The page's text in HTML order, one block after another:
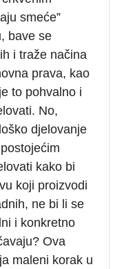
smeće”
bave se
i traže načina
prava, kao
to pohvalno i
No,
djelovanje
kako bi
koji proizvodi
ne bi li se
i konkretno
Ova
maleni korak u